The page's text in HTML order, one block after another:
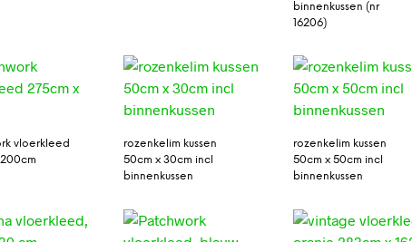
binnenkussen (nr
16206)
vloerkleed
rozenkelim kussen
50cm x 30cm incl
binnenkussen
rozenkelim kussen
50cm x 50cm incl
binnenkussen